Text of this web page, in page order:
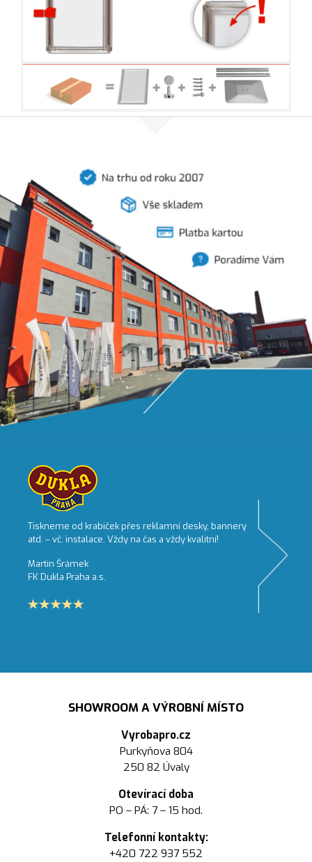
Tiskneme od krabiček přes reklamní desky, bannery
atd. – vč. instalace. Vždy na čas a vždy kvalitní!
Martin Šrámek
FK Dukla Praha a.s.
SHOWROOM A VÝROBNÍ MÍSTO
Vyrobapro.cz
Purkyňova 804
250 82 Úvaly
Otevírací doba
PO – PÁ: 7 – 15 hod.
Telefonní kontakty:
+420 722 937 552